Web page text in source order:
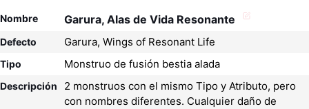
Nombre Garura, Alas de Vida Resonante
Defecto Garura, Wings of Resonant Life
Tipo Monstruo de fusión bestia alada
Descripción
2 monstruos con el mismo Tipo y Atributo, pero
con nombres diferentes. Cualquier daño de